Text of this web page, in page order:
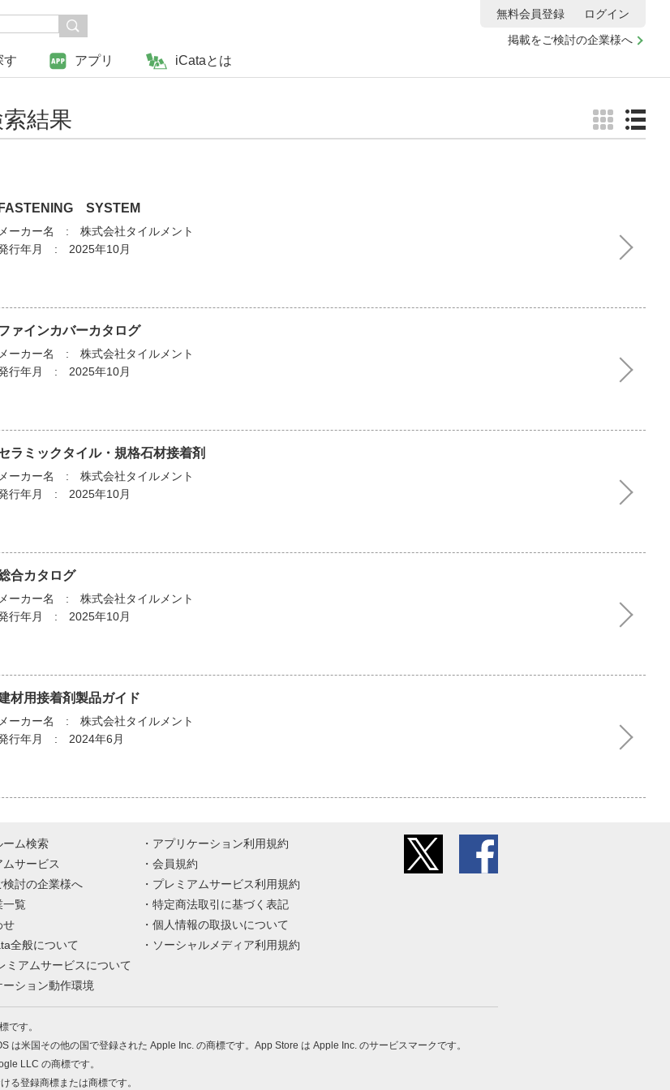
す アプリ iCataとは
掲載をご検討の企業様へ
無料会員登録 ログイン
索結果
FASTENING SYSTEM
メーカー名 : 株式会社タイルメント
行年月 : 2025年10月
ァインカバーカタログ
メーカー名 : 株式会社タイルメント
行年月 : 2025年10月
ラミックタイル・規格石材接着剤
メーカー名 : 株式会社タイルメント
行年月 : 2025年10月
合カタログ
メーカー名 : 株式会社タイルメント
行年月 : 2025年10月
材用接着剤製品ガイド
メーカー名 : 株式会社タイルメント
行年月 : 2024年6月
ーム検索
ムサービス
検討の企業様へ
一覧
せ
全般について
ミアムサービスについて
ーション動作環境
アプリケーション利用規約
会員規約
プレミアムサービス利用規約
特定商法取引に基づく表記
個人情報の取扱いについて
ソーシャルメディア利用規約
です。
米国その他の国で登録された Apple Inc. の商標です。App Store は Apple Inc. のサービスマークです。
LLC の商標です。
る登録商標または商標です。